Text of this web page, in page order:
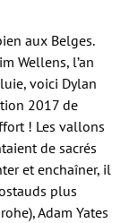
aux Belges.
Wellens, l’an
voici Dylan
2017 de
! Les vallons
de sacrés
et enchaîner, il
plus
Adam Yates